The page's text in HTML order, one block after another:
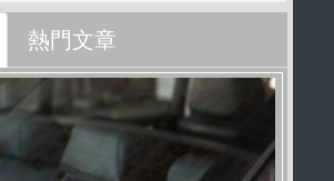
熱門文章